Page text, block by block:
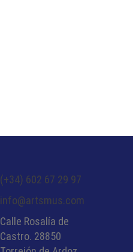
(+34) 602 67 29 97
info@artsmus.com
Calle Rosalía de
Castro. 28850